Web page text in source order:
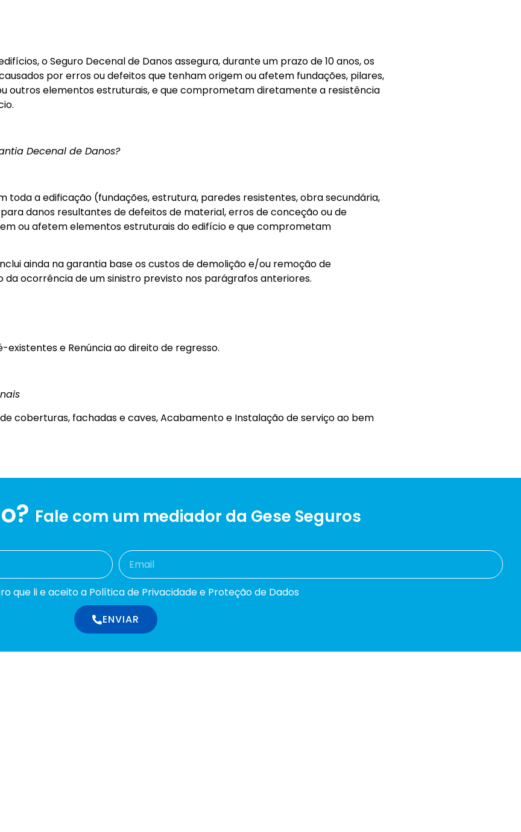
o Seguro Decenal de Danos assegura, durante um prazo de 10 anos, os
por erros ou defeitos que tenham origem ou afetem fundações, pilares,
outros elementos estruturais, e que comprometam diretamente a resistência
Decenal de Danos?
toda a edificação (fundações, estrutura, paredes resistentes, obra secundária,
danos resultantes de defeitos de material, erros de conceção ou de
ou afetem elementos estruturais do edifício e que comprometam
ainda na garantia base os custos de demolição e/ou remoção de
da ocorrência de um sinistro previsto nos parágrafos anteriores.
existentes e Renúncia ao direito de regresso.
coberturas, fachadas e caves, Acabamento e Instalação de serviço ao bem
Fale com um mediador da Gese Seguros
li e aceito a Política de Privacidade e Proteção de Dados
ENVIAR